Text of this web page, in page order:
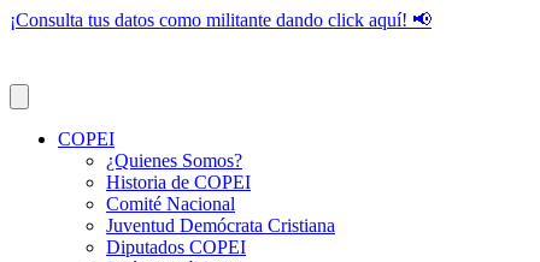
¡Consulta tus datos como militante dando click aquí! 📢
COPEI
¿Quienes Somos?
Historia de COPEI
Comité Nacional
Juventud Demócrata Cristiana
Diputados COPEI